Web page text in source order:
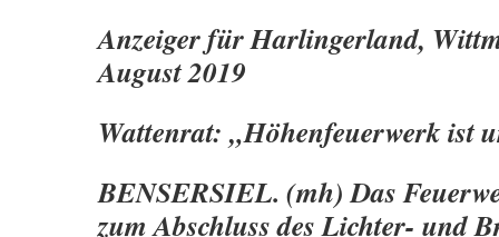
Anzeiger für Harlingerland,
August 2019
Wattenrat: „Höhenfeuerwerk ist
BENSERSIEL. (mh) Das
zum Abschluss des Lichter- und